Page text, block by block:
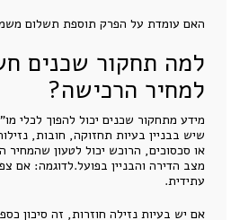
האם עומדת על הפרק תוספת תשלום
למה תחקור שכנים
למחיר הרכישה?
מידע מתחקור שכנים יכול להפוך לכלי
שיש בבניין בעיות תחזוקה, חובות,
או סכסוכים, הרוכש יכול לטעון
מצב הדירה והבניין בפועל.לדוגמה: אם
עתידית.
אם יש בעיות נזילה חוזרות, זה סיכון